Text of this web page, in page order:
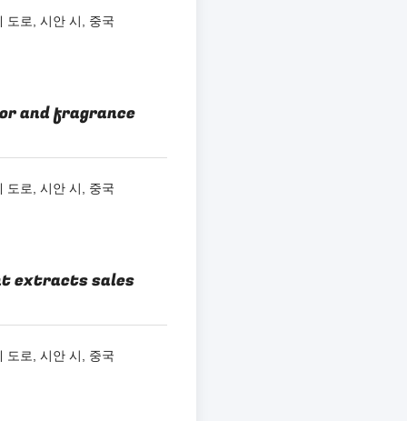
도로, 시안 시, 중국
and fragrance
도로, 시안 시, 중국
extracts sales
도로, 시안 시, 중국